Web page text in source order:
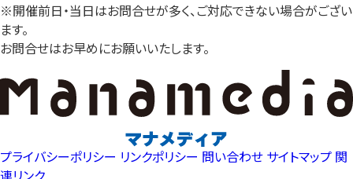
※開催前日・当日はお問合せが多く、ご対応できない場合がござい
ます。
お問合せはお早めにお願いいたします。
プライバシーポリシー リンクポリシー 問い合わせ サイトマップ 関
連リンク